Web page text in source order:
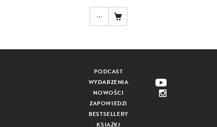
...
PODCAST
WYDARZENIA
NOWOŚCI
ZAPOWIEDZI
BESTSELLERY
KSIĄŻKI